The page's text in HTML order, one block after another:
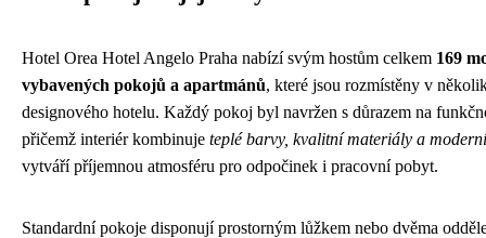
Hotel Orea Hotel Angelo Praha nabízí svým hostům celkem 169
vybavených pokojů a apartmánů, které jsou rozmístěny v
designového hotelu. Každý pokoj byl navržen s důrazem na
přičemž interiér kombinuje teplé barvy, kvalitní materiály a
vytváří příjemnou atmosféru pro odpočinek i pracovní pobyt.
Standardní pokoje disponují prostorným lůžkem nebo dvěma